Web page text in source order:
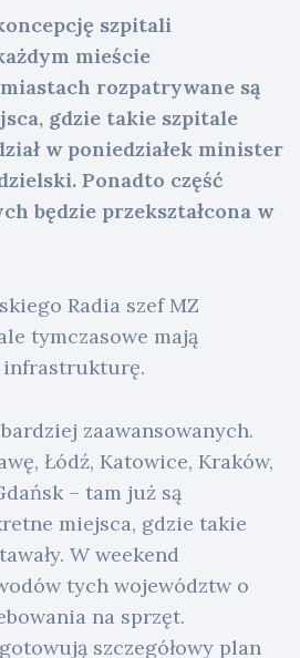
szpitali
mieście
rozpatrywane są
gdzie takie szpitale
w poniedziałek minister
Ponadto część
będzie przekształcona w
Radia szef MZ
tymczasowe mają
infrastrukturę.
zaawansowanych.
Łódź, Katowice, Kraków,
– tam już są
miejsca, gdzie takie
W weekend
tych województw o
na sprzęt.
szczegółowy plan